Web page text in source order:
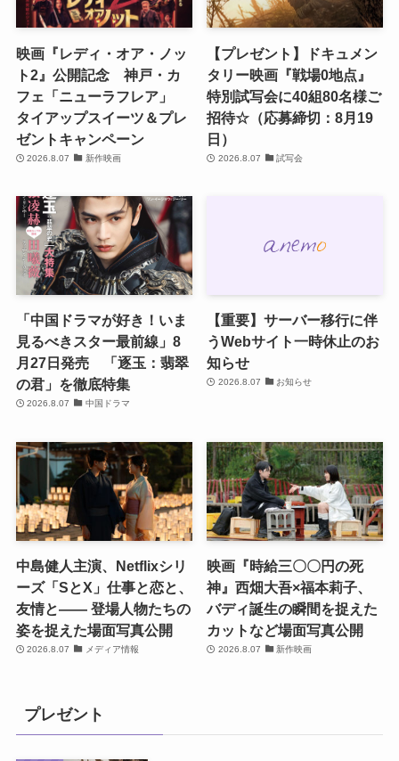
映画『レディ・オア・ノッ
ト2』公開記念 神戸・カ
フェ「ニューラフレア」
タイアップスイーツ＆プレ
ゼントキャンペーン
2026.8.07 新作映画
【プレゼント】ドキュメン
タリー映画『戦場0地点』
特別試写会に40組80名様ご
招待☆（応募締切：8月19
日）
2026.8.07 試写会
「中国ドラマが好き！いま
見るべきスター最前線」8
月27日発売 「逐玉：翡翠
の君」を徹底特集
2026.8.07 中国ドラマ
【重要】サーバー移行に伴
うWebサイト一時休止のお
知らせ
2026.8.07 お知らせ
中島健人主演、Netflixシリ
ーズ「SとX」仕事と恋と、
友情と―― 登場人物たちの
姿を捉えた場面写真公開
2026.8.07 メディア情報
映画『時給三〇〇円の死
神』西畑大吾×福本莉子、
バディ誕生の瞬間を捉えた
カットなど場面写真公開
2026.8.07 新作映画
プレゼント